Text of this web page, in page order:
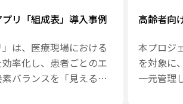
リ「組成表」導入事例
」は、医療現場における
率化し、患者ごとのエ
バランスを「見える
高齢者向
本プロジ
を対象に
一元管理